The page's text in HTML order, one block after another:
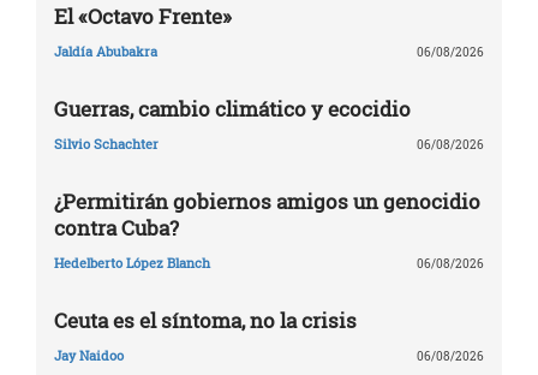
El «Octavo Frente»
Jaldía Abubakra 06/08/2026
Guerras, cambio climático y ecocidio
Silvio Schachter 06/08/2026
¿Permitirán gobiernos amigos un genocidio
contra Cuba?
Hedelberto López Blanch 06/08/2026
Ceuta es el síntoma, no la crisis
Jay Naidoo 06/08/2026